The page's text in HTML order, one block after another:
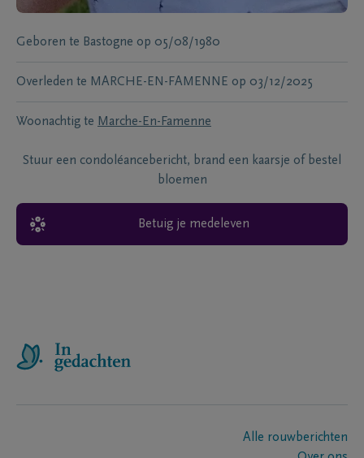
Geboren te Bastogne op 05/08/1980
Overleden te MARCHE-EN-FAMENNE op 03/12/2025
Woonachtig te Marche-En-Famenne
Stuur een condoléancebericht, brand een kaarsje of bestel
bloemen
Betuig je medeleven
Alle rouwberichten